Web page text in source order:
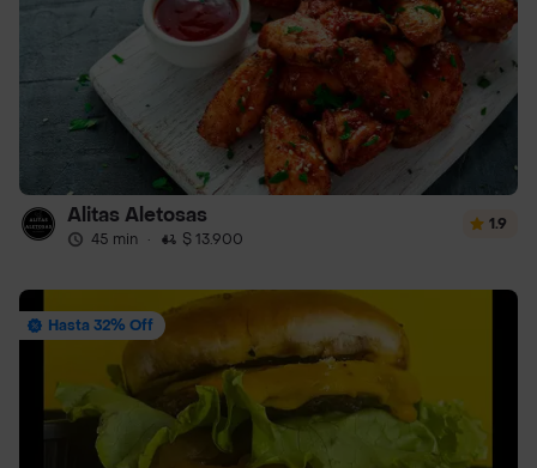
Alitas Aletosas
45 min · $ 13.900
1.9
Hasta 32% Off